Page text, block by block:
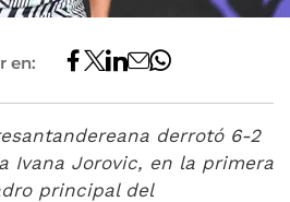
en:
derrotó 6-2
Ivana Jorovic, en la primera
principal del